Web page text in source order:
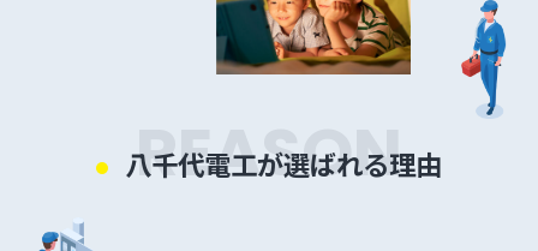
八千代電工が選ばれる理由
REASON